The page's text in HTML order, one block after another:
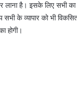
लाना है। इसके लिए सभी
के व्यापार को भी
होगी।